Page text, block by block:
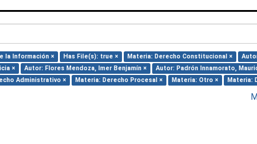
la Información × Has File(s): true × Materia: Derecho Constitucional ×
× Autor: Flores Mendoza, Imer Benjamín × Autor: Padrón Innamorato,
Administrativo × Materia: Derecho Procesal × Materia: Otro × Materia: